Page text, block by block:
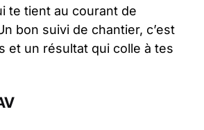
te tient au courant de
bon suivi de chantier, c’est
et un résultat qui colle à tes